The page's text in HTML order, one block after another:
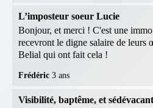
L’imposteur soeur Lucie
Bonjour, et merci ! C'est une
recevront le digne salaire de leurs
Belial qui ont fait cela !
Frédéric 3 ans
Visibilité, baptême, et